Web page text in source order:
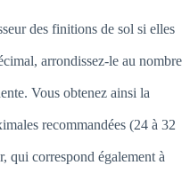
des finitions de sol si elles
arrondissez-le au nombre
Vous obtenez ainsi la
recommandées (24 à 32
qui correspond également à